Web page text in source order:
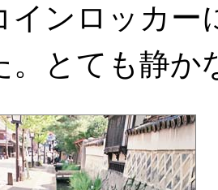
ンロッカー
。とても静か